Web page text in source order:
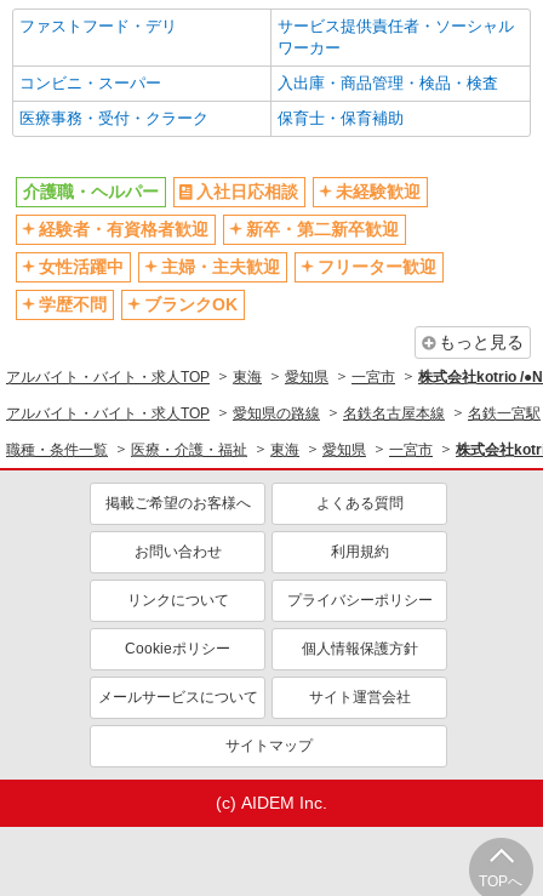
ファストフード・デリ
サービス提供責任者・ソーシャル
ワーカー
コンビニ・スーパー
入出庫・商品管理・検品・検査
医療事務・受付・クラーク
保育士・保育補助
TOPへ
介護職・ヘルパー 入社日応相談
未経験歓迎
経験者・有資格者歓迎
新卒・第二新卒歓迎
女性活躍中
主婦・主夫歓迎
フリーター歓迎
学歴不問
ブランクOK
もっと見る
アルバイト・バイト・求人TOP 東海 愛知県 一宮市 株式会社kotrio /
アルバイト・バイト・求人TOP 愛知県の路線 名鉄名古屋本線 名鉄一宮駅
職種・条件一覧 医療・介護・福祉 東海 愛知県 一宮市 株式会社
掲載ご希望のお客様へ よくある質問
お問い合わせ 利用規約
リンクについて プライバシーポリシー
Cookieポリシー 個人情報保護方針
メールサービスについて サイト運営会社
サイトマップ
(c) AIDEM Inc.